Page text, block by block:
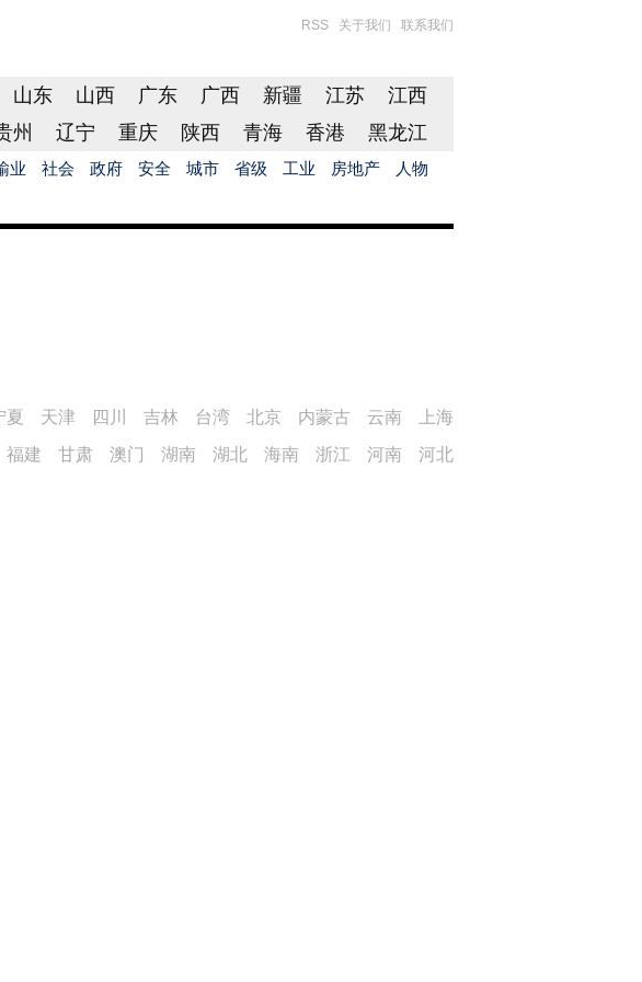
RSS 关于我们 联系我们
山东 山西 广东 广西 新疆 江苏
江西
州 辽宁 重庆 陕西 青海 香港 黑龙江
业 社会 政府 安全 城市 省级 工业 房地产 人物
上海
云南
内蒙古
北京
台湾
吉林
四川
天津
夏
河北
河南
浙江
海南
湖北
湖南
澳门
甘肃
福建